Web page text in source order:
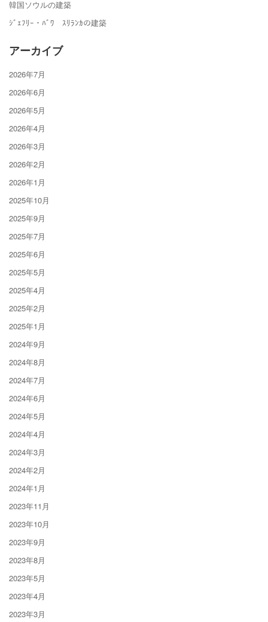
韓国ソウルの建築
ｼﾞｪﾌﾘｰ・ﾊﾞﾜ ｽﾘﾗﾝｶの建築
アーカイブ
2026年7月
2026年6月
2026年5月
2026年4月
2026年3月
2026年2月
2026年1月
2025年10月
2025年9月
2025年7月
2025年6月
2025年5月
2025年4月
2025年2月
2025年1月
2024年9月
2024年8月
2024年7月
2024年6月
2024年5月
2024年4月
2024年3月
2024年2月
2024年1月
2023年11月
2023年10月
2023年9月
2023年8月
2023年5月
2023年4月
2023年3月